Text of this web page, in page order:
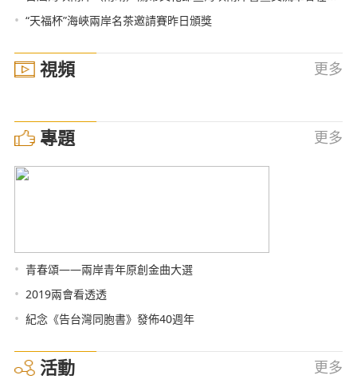
• “天福杯”海峽兩岸名茶邀請賽昨日頒獎
視頻 更多
專題 更多
• 青春頌——兩岸青年原創金曲大選
• 2019兩會看透透
• 紀念《告台灣同胞書》發佈40週年
活動 更多